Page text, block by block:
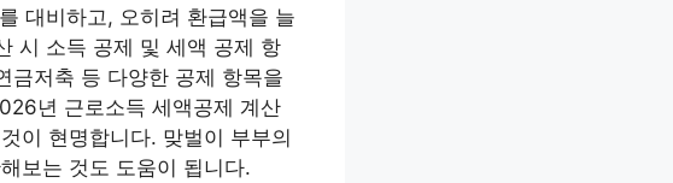
대비하고, 오히려 환급액을 늘
시 소득 공제 및 세액 공제 항
금저축 등 다양한 공제 항목을
년 근로소득 세액공제 계산
이 현명합니다. 맞벌이 부부의
보는 것도 도움이 됩니다.